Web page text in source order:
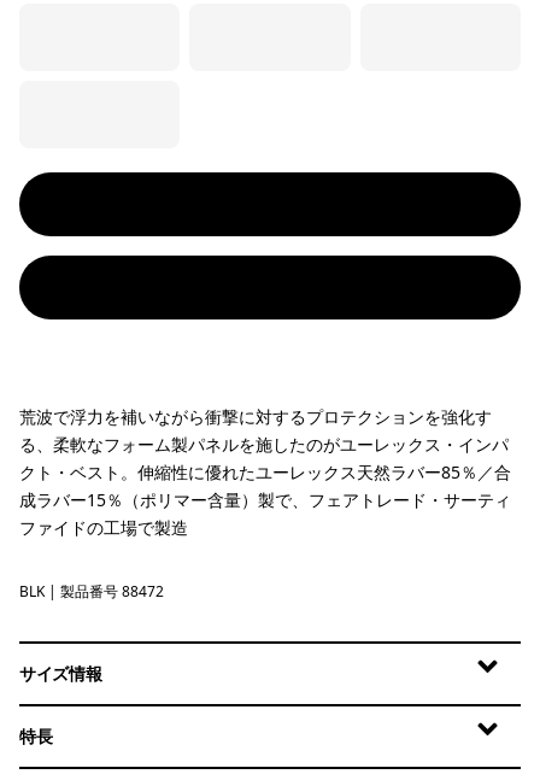
荒波で浮力を補いながら衝撃に対するプロテクションを強化す
る、柔軟なフォーム製パネルを施したのがユーレックス・インパ
クト・ベスト。伸縮性に優れたユーレックス天然ラバー85％／合
成ラバー15％（ポリマー含量）製で、フェアトレード・サーティ
ファイドの工場で製造
Black
BLK | 製品番号 88472
サイズ情報
特長